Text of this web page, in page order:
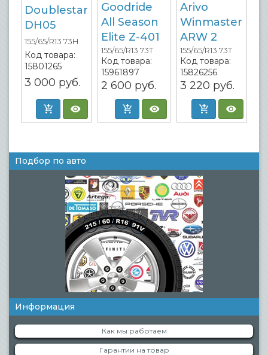
Doublestar
DH05
155/65/R13 73H
Код товара:
15801265
3 000 руб.
Goodride
All Season
Elite Z-401
155/65/R13 73T
Код товара:
15961897
2 600 руб.
Arivo
Winmaster
ARW 2
155/65/R13 73T
Код товара:
15826256
3 220 руб.
Подбор по авто
Информация
Как мы работаем
Гарантии на товар